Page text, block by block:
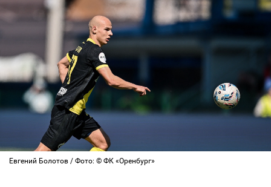
Евгений Болотов / Фото: © ФК «Оренбург»